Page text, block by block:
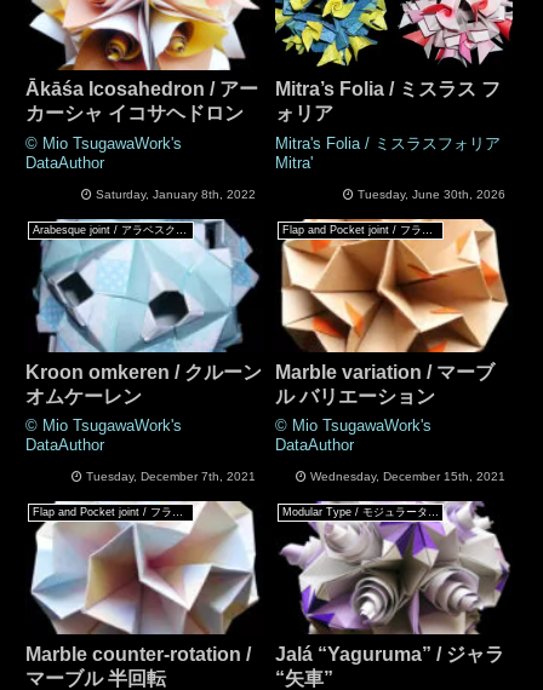
Ākāśa Icosahedron / アー
カーシャ イコサヘドロン
© Mio TsugawaWork's
DataAuthor
Saturday, January 8th, 2022
Mitra’s Folia / ミスラス フ
ォリア
Mitra's Folia / ミスラスフォリア
Mitra'
Tuesday, June 30th, 2026
Arabesque joint / アラベスクジョイント
Kroon omkeren / クルーン
オムケーレン
© Mio TsugawaWork's
DataAuthor
Tuesday, December 7th, 2021
Flap and Pocket joint / フラップ & ポケットジョイント
Marble variation / マーブ
ル バリエーション
© Mio TsugawaWork's
DataAuthor
Wednesday, December 15th, 2021
Flap and Pocket joint / フラップ & ポケットジョイント
Marble counter-rotation /
マーブル 半回転
Modular Type / モジュラータイプ
Jalá “Yaguruma” / ジャラ
“矢車”